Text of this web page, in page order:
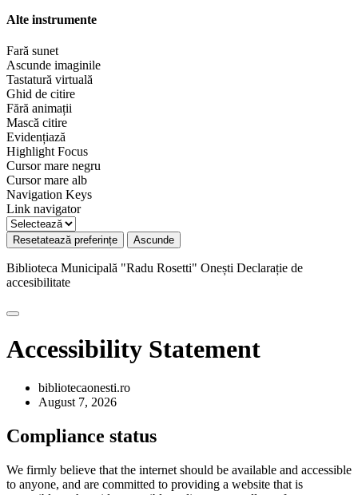
Alte instrumente
Fară sunet
Ascunde imaginile
Tastatură virtuală
Ghid de citire
Fără animații
Mască citire
Evidențiază
Highlight Focus
Cursor mare negru
Cursor mare alb
Navigation Keys
Link navigator
Resetatează preferințe Ascunde
Biblioteca Municipală "Radu Rosetti" Onești Declarație de
accesibilitate
Accessibility Statement
bibliotecaonesti.ro
August 7, 2026
Compliance status
We firmly believe that the internet should be available and accessible
to anyone, and are committed to providing a website that is